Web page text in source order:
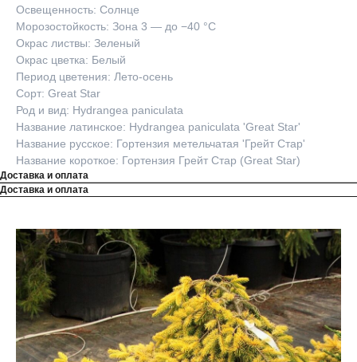
Освещенность: Солнце
Морозостойкость: Зона 3 — до −40 °C
Окрас листвы: Зеленый
Окрас цветка: Белый
Период цветения: Лето-осень
Сорт: Great Star
Род и вид: Hydrangea paniculata
Название латинское: Hydrangea paniculata 'Great Star'
Название русское: Гортензия метельчатая 'Грейт Стар'
Название короткое: Гортензия Грейт Стар (Great Star)
Доставка и оплата
Доставка и оплата